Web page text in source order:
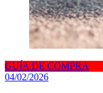
GUÍA DE COMPRA
04/02/2026